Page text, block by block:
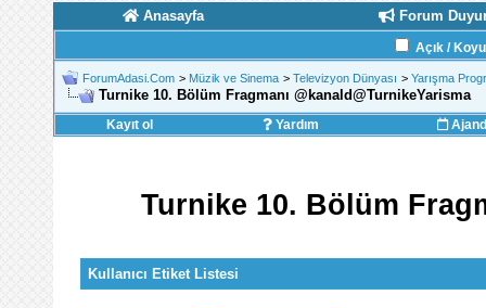
Anasayfa Forum
Açık /
ForumAdasi.Com > Müzik ve Sinema > Televizyon Dünyası > Yarışma
Turnike 10. Bölüm Fragmanı ‪@kanald‬‪@TurnikeYarisma‬
Kayıt ol Yardım
Turnike 10. Bölüm
Kullanıcı Etiket Listesi